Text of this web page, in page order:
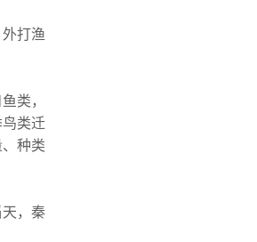
打渔
类，
类迁
种类
，秦